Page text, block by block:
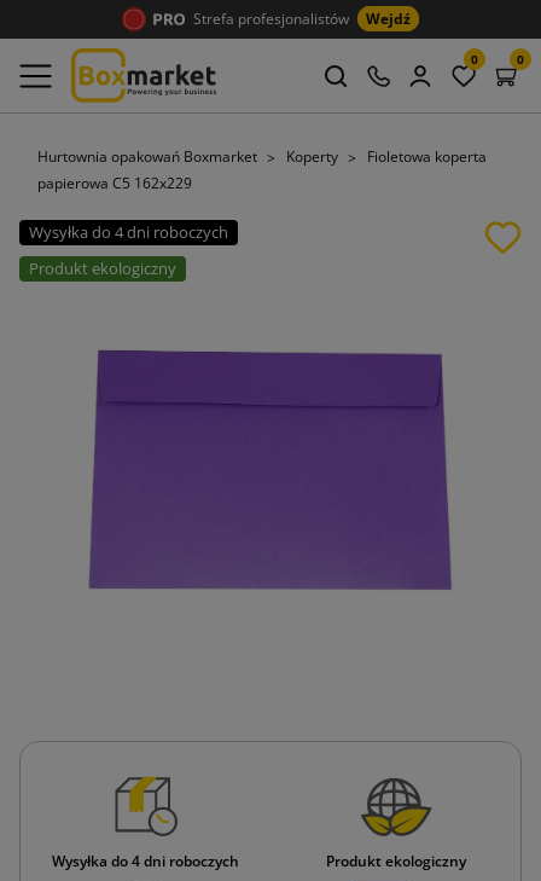
Strefa profesjonalistów Wejdź
0 0
Hurtownia opakowań Boxmarket Koperty
Fioletowa koperta
papierowa C5 162x229
Wysyłka do 4 dni roboczych
Produkt ekologiczny
Wysyłka do 4 dni roboczych Produkt ekologiczny